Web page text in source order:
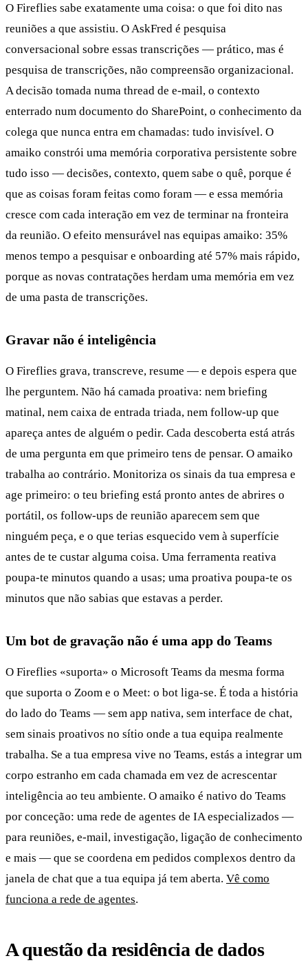
O Fireflies sabe exatamente uma coisa: o que foi dito nas
reuniões a que assistiu. O AskFred é pesquisa
conversacional sobre essas transcrições — prático, mas é
pesquisa de transcrições, não compreensão organizacional.
A decisão tomada numa thread de e-mail, o contexto
enterrado num documento do SharePoint, o conhecimento da
colega que nunca entra em chamadas: tudo invisível. O
amaiko constrói uma memória corporativa persistente sobre
tudo isso — decisões, contexto, quem sabe o quê, porque é
que as coisas foram feitas como foram — e essa memória
cresce com cada interação em vez de terminar na fronteira
da reunião. O efeito mensurável nas equipas amaiko: 35%
menos tempo a pesquisar e onboarding até 57% mais rápido,
porque as novas contratações herdam uma memória em vez
de uma pasta de transcrições.
Gravar não é inteligência
O Fireflies grava, transcreve, resume — e depois espera que
lhe perguntem. Não há camada proativa: nem briefing
matinal, nem caixa de entrada triada, nem follow-up que
apareça antes de alguém o pedir. Cada descoberta está atrás
de uma pergunta em que primeiro tens de pensar. O amaiko
trabalha ao contrário. Monitoriza os sinais da tua empresa e
age primeiro: o teu briefing está pronto antes de abrires o
portátil, os follow-ups de reunião aparecem sem que
ninguém peça, e o que terias esquecido vem à superfície
antes de te custar alguma coisa. Uma ferramenta reativa
poupa-te minutos quando a usas; uma proativa poupa-te os
minutos que não sabias que estavas a perder.
Um bot de gravação não é uma app do Teams
O Fireflies «suporta» o Microsoft Teams da mesma forma
que suporta o Zoom e o Meet: o bot liga-se. É toda a história
do lado do Teams — sem app nativa, sem interface de chat,
sem sinais proativos no sítio onde a tua equipa realmente
trabalha. Se a tua empresa vive no Teams, estás a integrar um
corpo estranho em cada chamada em vez de acrescentar
inteligência ao teu ambiente. O amaiko é nativo do Teams
por conceção: uma rede de agentes de IA especializados —
para reuniões, e-mail, investigação, ligação de conhecimento
e mais — que se coordena em pedidos complexos dentro da
janela de chat que a tua equipa já tem aberta. Vê como
funciona a rede de agentes.
A questão da residência de dados